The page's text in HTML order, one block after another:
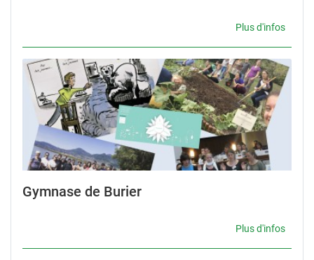
Plus d'infos
Gymnase de Burier
Plus d'infos